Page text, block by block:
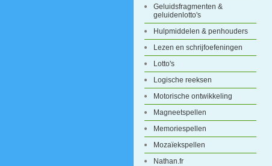
Geluidsfragmenten &
geluidenlotto's
Hulpmiddelen & penhouders
Lezen en schrijfoefeningen
Lotto's
Logische reeksen
Motorische ontwikkeling
Magneetspellen
Memoriespellen
Mozaïekspellen
Nathan.fr